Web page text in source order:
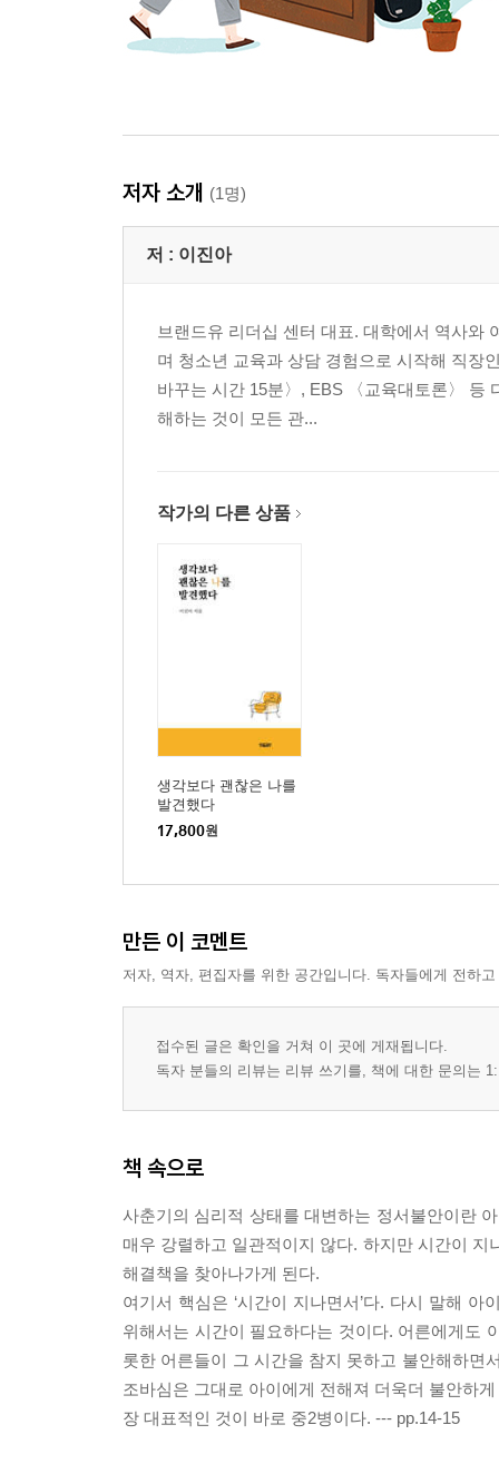
저자 소개 (1명)
저 : 이진아
브랜드유 리더십 센터 대표. 대학에서 역사와
며 청소년 교육과 상담 경험으로 시작해 직장
바꾸는 시간 15분〉, EBS 〈교육대토론〉 등
해하는 것이 모든 관...
작가의 다른 상품
생각보다 괜찮은 나를
발견했다
17,800원
만든 이 코멘트
저자, 역자, 편집자를 위한 공간입니다. 독자들에게 전하
접수된 글은 확인을 거쳐 이 곳에 게재됩니다.
독자 분들의 리뷰는 리뷰 쓰기를, 책에 대한 문의는
책 속으로
사춘기의 심리적 상태를 대변하는 정서불안이란
매우 강렬하고 일관적이지 않다. 하지만 시간이
해결책을 찾아나가게 된다.
여기서 핵심은 ‘시간이 지나면서’다. 다시 말해
위해서는 시간이 필요하다는 것이다. 어른에게도
롯한 어른들이 그 시간을 참지 못하고 불안해하면
조바심은 그대로 아이에게 전해져 더욱더 불안하
장 대표적인 것이 바로 중2병이다. --- pp.14-15